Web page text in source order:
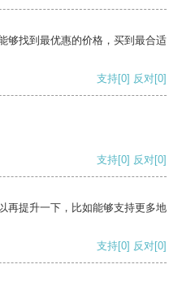
够找到最优惠的价格，买到最合适
支持[0] 反对[0]
支持[0] 反对[0]
再提升一下，比如能够支持更多地
支持[0] 反对[0]